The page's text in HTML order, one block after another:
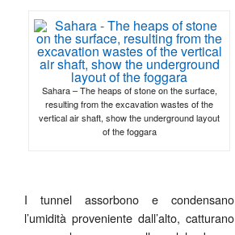
Sahara – The heaps of stone on the surface,
resulting from the excavation wastes of the
vertical air shaft, show the underground layout
of the foggara
I tunnel assorbono e condensano
l’umidità proveniente dall’alto, catturano